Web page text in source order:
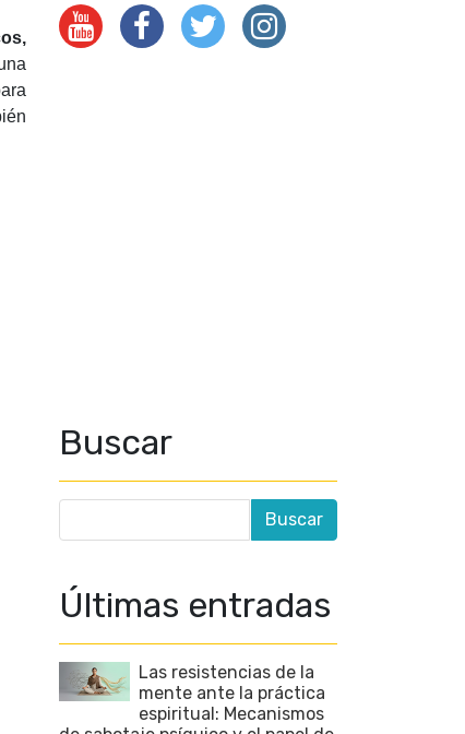
Buscar
Últimas entradas
Las resistencias de la
mente ante la práctica
espiritual: Mecanismos